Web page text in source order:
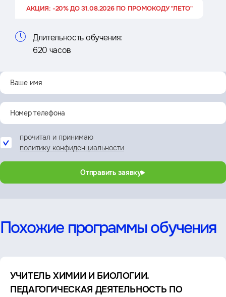
АКЦИЯ: -20% ДО 31.08.2026 ПО ПРОМОКОДУ "ЛЕТО"
Длительность обучения:
620 часов
прочитал и принимаю
политику конфиденциальности
Отправить заявку
Похожие программы обучения
УЧИТЕЛЬ ХИМИИ И БИОЛОГИИ.
ПЕДАГОГИЧЕСКАЯ ДЕЯТЕЛЬНОСТЬ ПО